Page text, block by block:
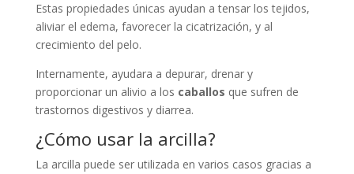
Estas propiedades únicas ayudan a tensar los tejidos,
aliviar el edema, favorecer la cicatrización, y al
crecimiento del pelo.
Internamente, ayudara a depurar, drenar y
proporcionar un alivio a los caballos que sufren de
trastornos digestivos y diarrea.
¿Cómo usar la arcilla?
La arcilla puede ser utilizada en varios casos gracias a